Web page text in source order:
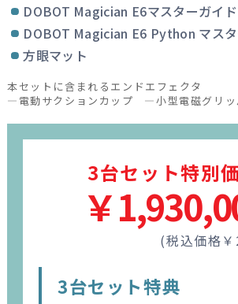
DOBOT Magician E6マスターガイド
DOBOT Magician E6 Python マス
方眼マット
本セットに含まれるエンドエフェクタ
—電動サクションカップ —小型電磁グリッ
3台セット特別
￥
(税込価格
3台セット特典